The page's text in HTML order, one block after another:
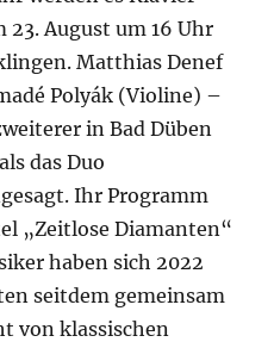
23. August um 16 Uhr
Matthias Denef
Polyák (Violine) –
in Bad Düben
das Duo
Ihr Programm
„Zeitlose Diamanten“
haben sich 2022
seitdem gemeinsam
von klassischen